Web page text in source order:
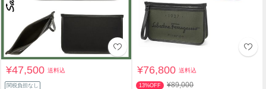
¥47,500送料込
関税負担なし
¥76,800送料込
13%OFF ¥89,000